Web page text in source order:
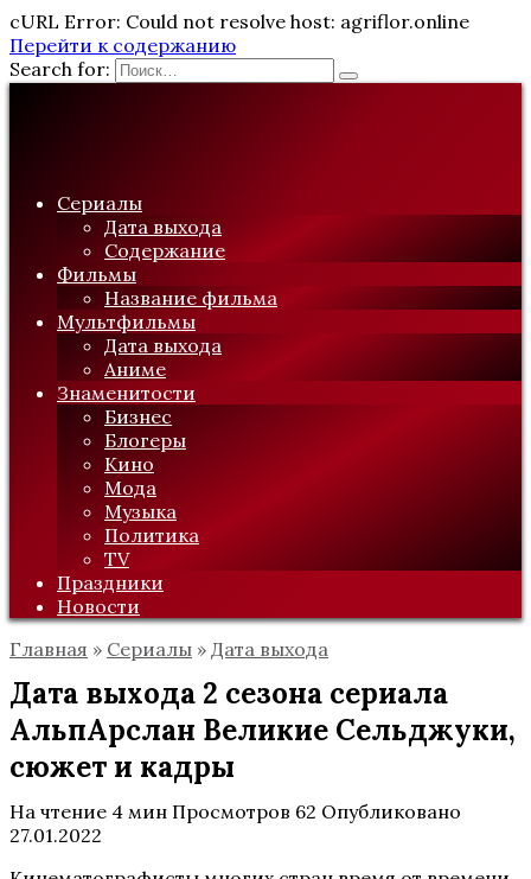
cURL Error: Could not resolve host: agriflor.online
Перейти к содержанию
Search for:
Сериалы
Дата выхода
Содержание
Фильмы
Название фильма
Мультфильмы
Дата выхода
Аниме
Знаменитости
Бизнес
Блогеры
Кино
Мода
Музыка
Политика
TV
Праздники
Новости
Главная » Сериалы » Дата выхода
Дата выхода 2 сезона сериала
АльпАрслан Великие Сельджуки,
сюжет и кадры
На чтение 4 мин Просмотров 62 Опубликовано
27.01.2022